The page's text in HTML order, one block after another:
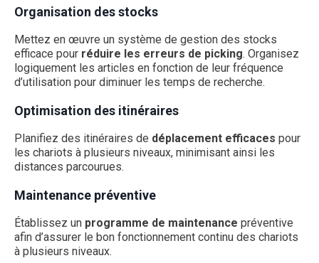
Organisation des stocks
Mettez en œuvre un système de gestion des stocks
efficace pour réduire les erreurs de picking. Organisez
logiquement les articles en fonction de leur fréquence
d’utilisation pour diminuer les temps de recherche.
Optimisation des itinéraires
Planifiez des itinéraires de déplacement efficaces pour
les chariots à plusieurs niveaux, minimisant ainsi les
distances parcourues.
Maintenance préventive
Établissez un programme de maintenance préventive
afin d’assurer le bon fonctionnement continu des chariots
à plusieurs niveaux.